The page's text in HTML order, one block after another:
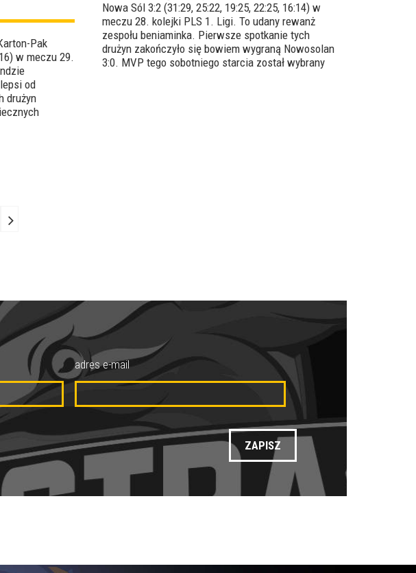
Pak
w meczu 29.
od
drużyn
Nowa Sól 3:2 (31:29, 25:22, 19:25, 22:25, 16:14) w
meczu 28. kolejki PLS 1. Ligi. To udany rewanż
zespołu beniaminka. Pierwsze spotkanie tych
drużyn zakończyło się bowiem wygraną Nowosolan
3:0. MVP tego sobotniego starcia został wybrany
adres e-mail